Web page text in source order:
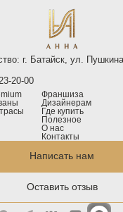
г. Батайск, ул.
20-00
Франшиза
Дизайнерам
Где купить
Полезное
О нас
Контакты
Написать нам
Оставить отзыв